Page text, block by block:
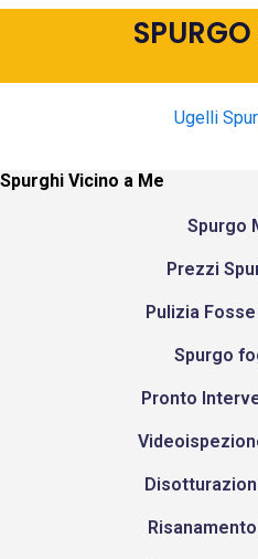
Ugelli
Spurghi Vicino a Me
Spurgo
Prezzi
Pulizia
Spurgo
Pronto